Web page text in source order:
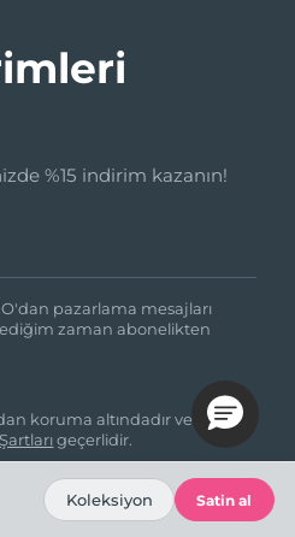
%15 indirim kazanın!
pazarlama mesajları
zaman abonelikten
koruma altındadır ve Google
geçerlidir.
Koleksiyon Satin al